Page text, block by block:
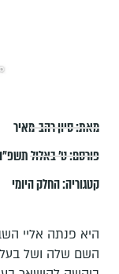
מאת:סיון רהב-מאיר
פורסם:ט׳ באלול תשפ״ה –
קטגוריה:החלק היומי
היא פנתה אליי
השם שלה ושל